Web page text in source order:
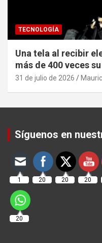
TECNOLOGÍA
Una tela al recibir
más de 400 veces
31 de julio de 2026
Síguenos en
1 20 20 20
20